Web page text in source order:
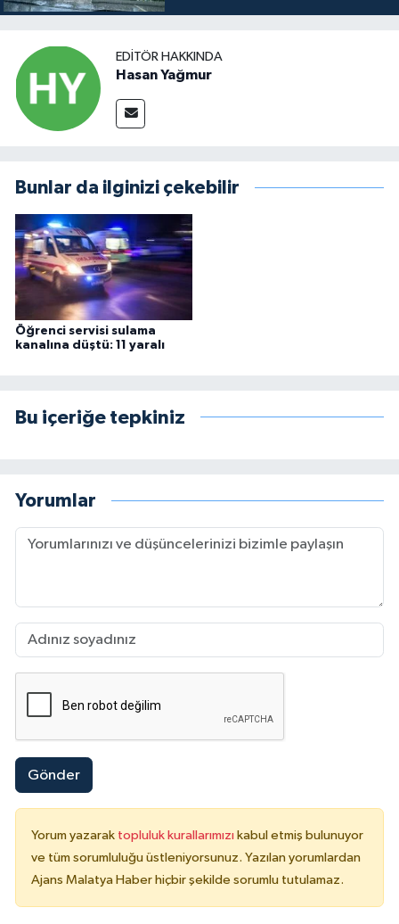
EDITÖR HAKKINDA
Hasan Yağmur
Bunlar da ilginizi çekebilir
Öğrenci servisi sulama
kanalına düştü: 11 yaralı
Bu içeriğe tepkiniz
Yorumlar
Gönder
Yorum yazarak topluluk kurallarımızı kabul etmiş bulunuyor
ve tüm sorumluluğu üstleniyorsunuz. Yazılan yorumlardan
Ajans Malatya Haber hiçbir şekilde sorumlu tutulamaz.